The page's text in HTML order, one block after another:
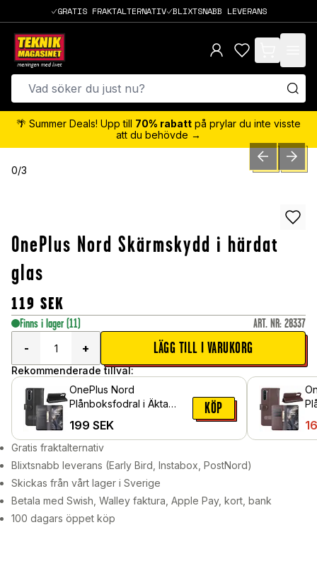
GRATIS FRAKTALTERNATIV BLIXTSNABB LEVERANS
items in cart,
🌴 Summer Deals! Upp till 70% rabatt på prylar du inte visste
att du behövde →
0/3 PREVIOUSNEXT
OnePlus Nord Skärmskydd i härdat
glas
119 SEK
Finns i lager (11) ART. NR: 28337
-
+ LÄGG TILL I VARUKORG
Rekommenderade tillval:
OnePlus Nord
Plånboksfodral i Äkta
199 SEK
KÖP
Gratis fraktalternativ
Blixtsnabb leverans (Early Bird, Instabox, PostNord)
Skickas från vårt lager i Sverige
Betala med Swish, Walley faktura, Apple Pay, kort, bank
100 dagars öppet köp